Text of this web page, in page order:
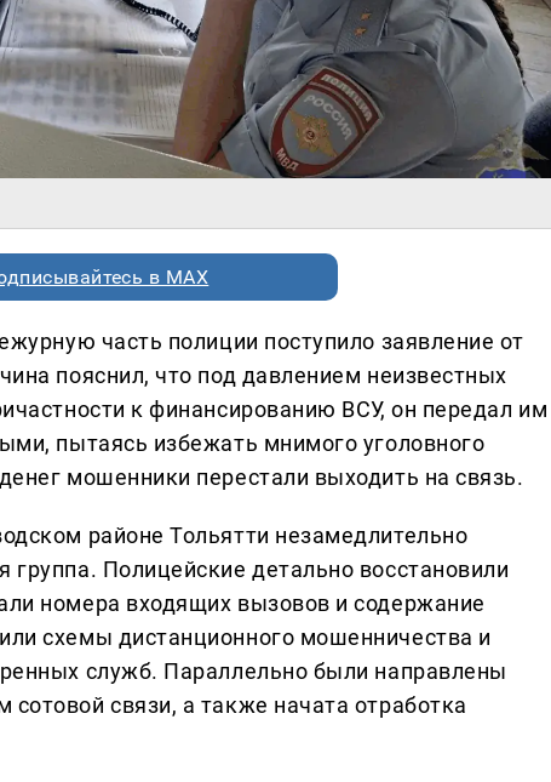
в MAX
часть полиции поступило заявление от
пояснил, что под давлением неизвестных
к финансированию ВСУ, он передал им
пытаясь избежать мнимого уголовного
мошенники перестали выходить на связь.
районе Тольятти незамедлительно
группа. Полицейские детально восстановили
номера входящих вызовов и содержание
схемы дистанционного мошенничества и
служб. Параллельно были направлены
связи, а также начата отработка